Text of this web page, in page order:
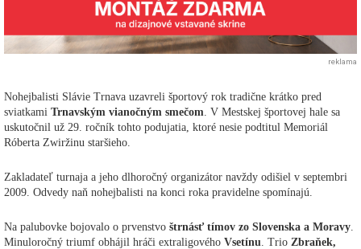
reklama
Nohejbalisti Slávie Trnava uzavreli športový rok tradične krátko pred
sviatkami Trnavským vianočným smečom . V Mestskej športovej hale sa
uskutočnil už 29. ročník tohto podujatia, ktoré nesie podtitul Memoriál
Róberta Zwiržinu staršieho.
Zakladateľ turnaja a jeho dlhoročný organizátor navždy odišiel v septembri
2009. Odvedy naň nohejbalisti na konci roka pravidelne spomínajú.
Na palubovke bojovalo o prvenstvo štrnásť tímov zo Slovenska a Moravy
Minuloročný triumf obhájil hráči extraligového Vsetínu . Trio Zbraňek,